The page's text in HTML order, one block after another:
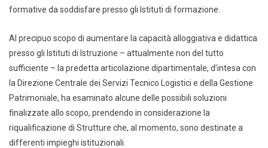
formative da soddisfare presso gli Istituti di formazione.
Al precipuo scopo di aumentare la capacità alloggiativa e didattica
presso gli Istituti di Istruzione – attualmente non del tutto
sufficiente – la predetta articolazione dipartimentale, d’intesa con
la Direzione Centrale dei Servizi Tecnico Logistici e della Gestione
Patrimoniale, ha esaminato alcune delle possibili soluzioni
finalizzate allo scopo, prendendo in considerazione la
riqualificazione di Strutture che, al momento, sono destinate a
differenti impieghi istituzionali.